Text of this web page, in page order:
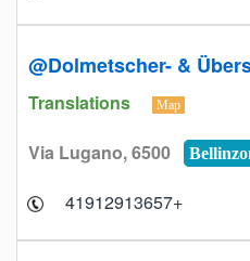
@Dolmetscher- &
Translations Map
Via Lugano, 6500
+41912913657